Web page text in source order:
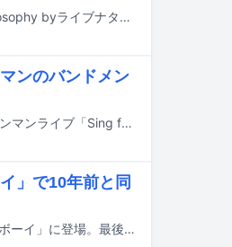
フィロソフィーのダンスによるアコースティックワンマンライブ「Sing for Philosophy byライブナタリー」が、東京都鶯谷の老舗ダンスホール・DANCE HALL新世紀にて5月30日に開催された。
ンのバンドメン
5月30日に東京・ダンスホール新世紀に開催されるフィロソフィーのダンスのワンマンライブ「Sing for Philosophy by ライブナタリー」のバンドメンバーおよびグッズが発表された。
」で10年前と同
フィロソフィーのダンスの奥津マリリが、本日4月20日発売の雑誌「週刊プレイボーイ」に登場。最後のグラビアに挑戦している。